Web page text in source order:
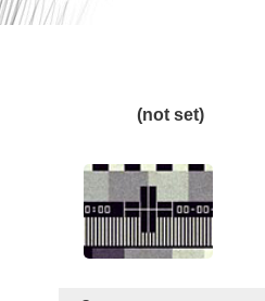
(not set)